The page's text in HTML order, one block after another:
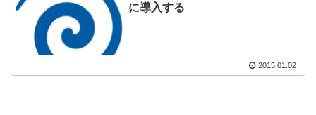
に導入する
2015.01.02